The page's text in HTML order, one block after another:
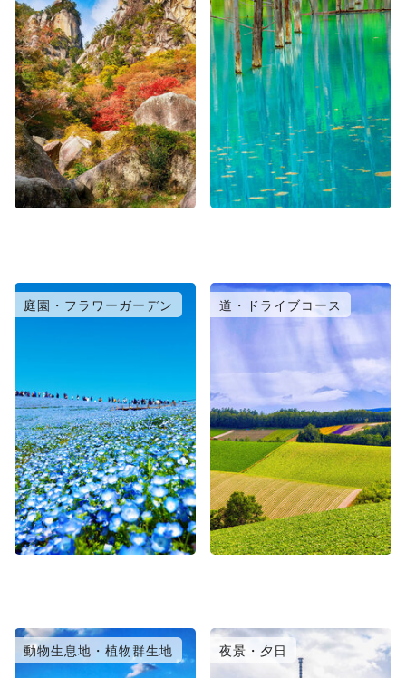
庭園・フラワーガーデン 道・ドライブコース
動物生息地・植物群生地 夜景・夕日